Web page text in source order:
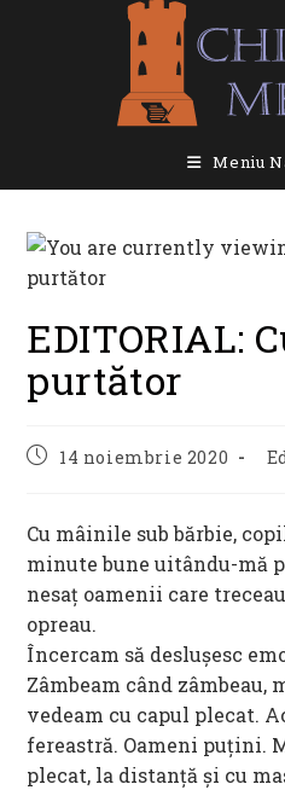
Meniu
EDITORIAL:
purtător
Post14 noiembrie 2020
Cu mâinile sub bărbie,
minute bune uitându-mă
nesaț oamenii care
opreau.
Încercam să deslușesc
Zâmbeam când
vedeam cu capul plecat.
fereastră. Oameni puțini.
plecat, la distanță și cu